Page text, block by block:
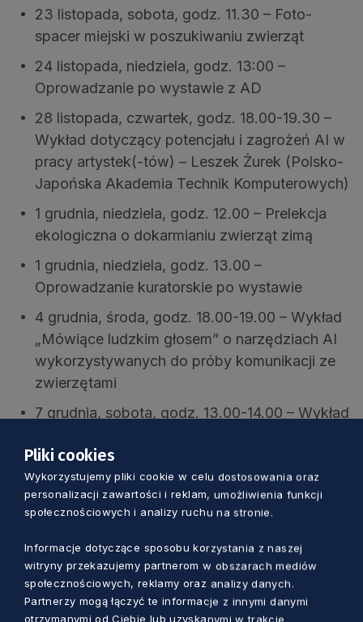
23 listopada, sobota, godz. 11.30 – Foto-
spacer miejski w poszukiwaniu zwierząt
24 listopada, niedziela, godz. 13:00 –
Oprowadzanie po wystawie z AD
28 listopada, czwartek, godz. 18.00-19.30 –
Wykład dotyczący potencjału i zagrożeń AI w
pracy artystek(-tów) – Leszek Żurek (Polsko-
Japońska Akademia Technik Komputerowych)
1 grudnia, niedziela, godz. 12.00 – Prelekcja
ekologiczna o dokarmianiu zwierząt zimą
1 grudnia, niedziela, godz. 13.00 –
Oprowadzanie kuratorskie po wystawie
4 grudnia, środa, godz. 18.00-19.00 – Wykład
„Mówiące ludzkim głosem” o narzędziach AI
wykorzystywanych do próby komunikacji ze
zwierzętami
7 grudnia, sobota, godz. 13.00-14.00 – Wykład
grudnia, sobota, godz. 13.00-14.00 – Wykład
dotyczący książki Marty Bogdańskiej
„Shifters/Zmiennokształtne”
Oprowadzanie w języku angielskim
18 grudnia, środa, godz. 18.00-19.30 – Wykład
„Obecność zwierząt w fotografii, od Daguerra
Pliki cookies
Wykorzystujemy pliki cookie w celu dostosowania oraz
personalizacji zawartości i reklam, umożliwienia funkcji
społecznościowych i analizy ruchu na stronie.
Informacje dotyczące sposobu korzystania z naszej
witryny przekazujemy partnerom w obszarach mediów
społecznościowych, reklamy oraz analizy danych.
Partnerzy mogą łączyć te informacje z innymi danymi
otrzymanymi od Ciebie lub uzyskanymi w trakcie